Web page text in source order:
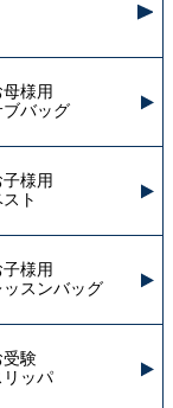
母様用
ブバッグ
子様用
ト
子様用
ッスンバッグ
受験
リッパ